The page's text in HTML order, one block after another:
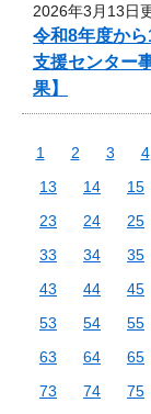
2026年3月13日
令和8年度か
支援センター
果】
1 2 3 4
13
14 15
23
24 25
33
34 35
43
44 45
53
54 55
63
64 65
73
74 75